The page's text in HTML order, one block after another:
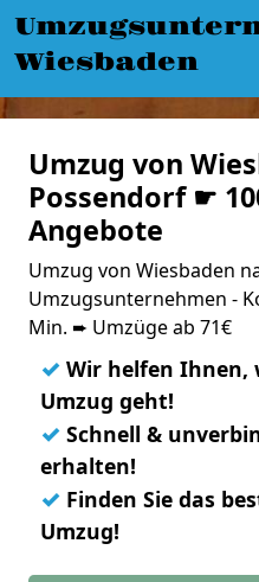
Wiesbaden
Umzug von
Possendorf ☛
Angebote
Umzug von Wiesbaden
Umzugsunternehmen -
Min. ➨ Umzüge ab 71€
✓ Wir helfen Ihnen,
Umzug geht!
✓ Schnell &
erhalten!
✓ Finden Sie das
Umzug!